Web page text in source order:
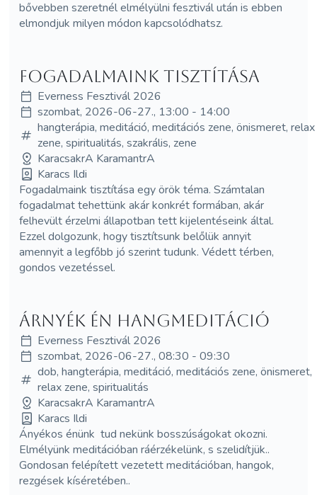
bővebben szeretnél elmélyülni fesztivál után is ebben
elmondjuk milyen módon kapcsolódhatsz.
Fogadalmaink tisztítása
Everness Fesztivál 2026
szombat, 2026-06-27., 13:00 - 14:00
hangterápia, meditáció, meditációs zene, önismeret, relax
zene, spiritualitás, szakrális, zene
KaracsakrA KaramantrA
Karacs Ildi
Fogadalmaink tisztítása egy örök téma. Számtalan
fogadalmat tehettünk akár konkrét formában, akár
felhevült érzelmi állapotban tett kijelentéseink által.
Ezzel dolgozunk, hogy tisztítsunk belőlük annyit
amennyit a legfőbb jó szerint tudunk. Védett térben,
gondos vezetéssel.
Árnyék én hangmeditáció
Everness Fesztivál 2026
szombat, 2026-06-27., 08:30 - 09:30
dob, hangterápia, meditáció, meditációs zene, önismeret,
relax zene, spiritualitás
KaracsakrA KaramantrA
Karacs Ildi
Ányékos énünk tud nekünk bosszúságokat okozni.
Elmélyünk meditációban ráérzékelünk, s szelidítjük..
Gondosan felépített vezetett meditációban, hangok,
rezgések kíséretében..